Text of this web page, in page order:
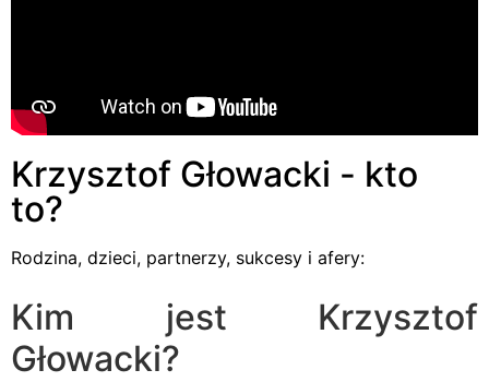
Krzysztof Głowacki - kto
to?
Rodzina, dzieci, partnerzy, sukcesy i afery:
Kim jest Krzysztof
Głowacki?